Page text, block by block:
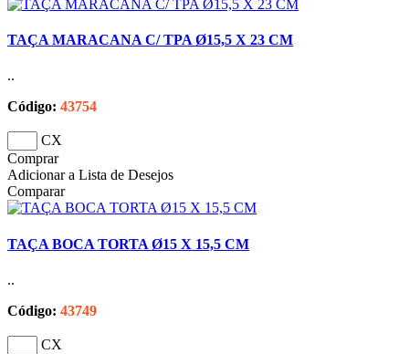
TAÇA MARACANA C/ TPA Ø15,5 X 23 CM
..
Código: 43754
CX
Comprar
Adicionar a Lista de Desejos
Comparar
TAÇA BOCA TORTA Ø15 X 15,5 CM
..
Código: 43749
CX